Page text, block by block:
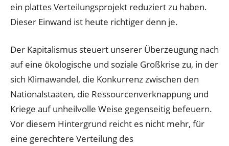
ein plattes Verteilungsprojekt reduziert zu haben.
Dieser Einwand ist heute richtiger denn je.
Der Kapitalismus steuert unserer Überzeugung nach
auf eine ökologische und soziale Großkrise zu, in der
sich Klimawandel, die Konkurrenz zwischen den
Nationalstaaten, die Ressourcenverknappung und
Kriege auf unheilvolle Weise gegenseitig befeuern.
Vor diesem Hintergrund reicht es nicht mehr, für
eine gerechtere Verteilung des